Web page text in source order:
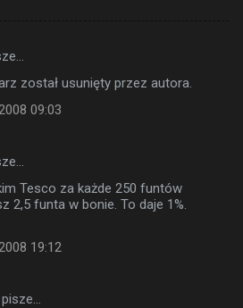
został usunięty przez autora.
09:03
Tesco za każde 250 funtów
2,5 funta w bonie. To daje 1%.
19:12